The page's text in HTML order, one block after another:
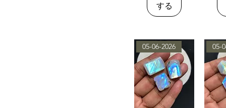
する
05-06-2026 05-